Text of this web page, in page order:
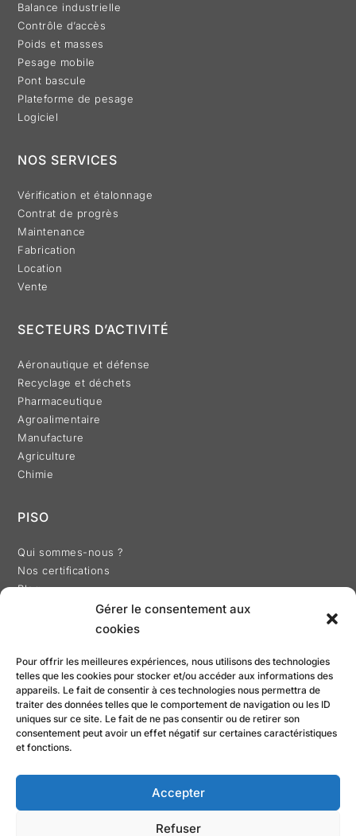
Gérer le consentement aux
cookies
Pour offrir les meilleures expériences, nous utilisons des technologies
telles que les cookies pour stocker et/ou accéder aux informations des
appareils. Le fait de consentir à ces technologies nous permettra de
traiter des données telles que le comportement de navigation ou les ID
uniques sur ce site. Le fait de ne pas consentir ou de retirer son
consentement peut avoir un effet négatif sur certaines caractéristiques
et fonctions.
Accepter
Refuser
Balance industrielle
Contrôle d’accès
Poids et masses
Pesage mobile
Pont bascule
Plateforme de pesage
Logiciel
NOS SERVICES
Vérification et étalonnage
Contrat de progrès
Maintenance
Fabrication
Location
Vente
SECTEURS D’ACTIVITÉ
Aéronautique et défense
Recyclage et déchets
Pharmaceutique
Agroalimentaire
Manufacture
Agriculture
Chimie
PISO
Qui sommes-nous ?
Nos certifications
Blog
RÉALISATION
Recherches fréquentes